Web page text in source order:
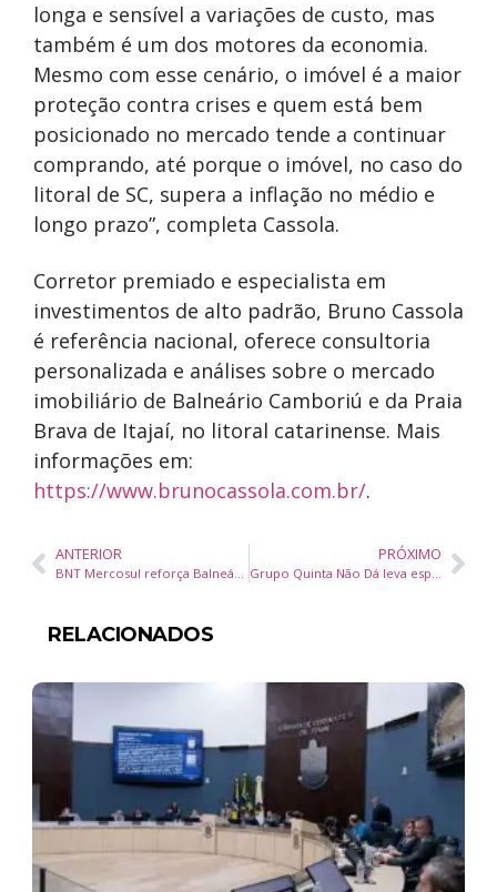
longa e sensível a variações de custo, mas
também é um dos motores da economia.
Mesmo com esse cenário, o imóvel é a maior
proteção contra crises e quem está bem
posicionado no mercado tende a continuar
comprando, até porque o imóvel, no caso do
litoral de SC, supera a inflação no médio e
longo prazo”, completa Cassola.
Corretor premiado e especialista em
investimentos de alto padrão, Bruno Cassola
é referência nacional, oferece consultoria
personalizada e análises sobre o mercado
imobiliário de Balneário Camboriú e da Praia
Brava de Itajaí, no litoral catarinense. Mais
informações em:
https://www.brunocassola.com.br/.
ANTERIOR
BNT Mercosul reforça Balneário Camboriú e Santa Catarina como protagonistas do turismo brasileiro e sul-americano
PRÓXIMO
Grupo Quinta Não Dá leva espetáculo imersivo a Balneário Camboriú com sessão gratuita no Teatro Bruno Nitz
RELACIONADOS